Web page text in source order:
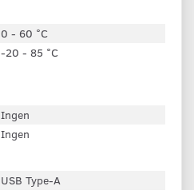
0 - 60 °C
-20 - 85 °C
Ingen
Ingen
USB Type-A